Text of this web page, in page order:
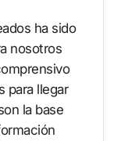
ha sido
nosotros
para llegar
la base